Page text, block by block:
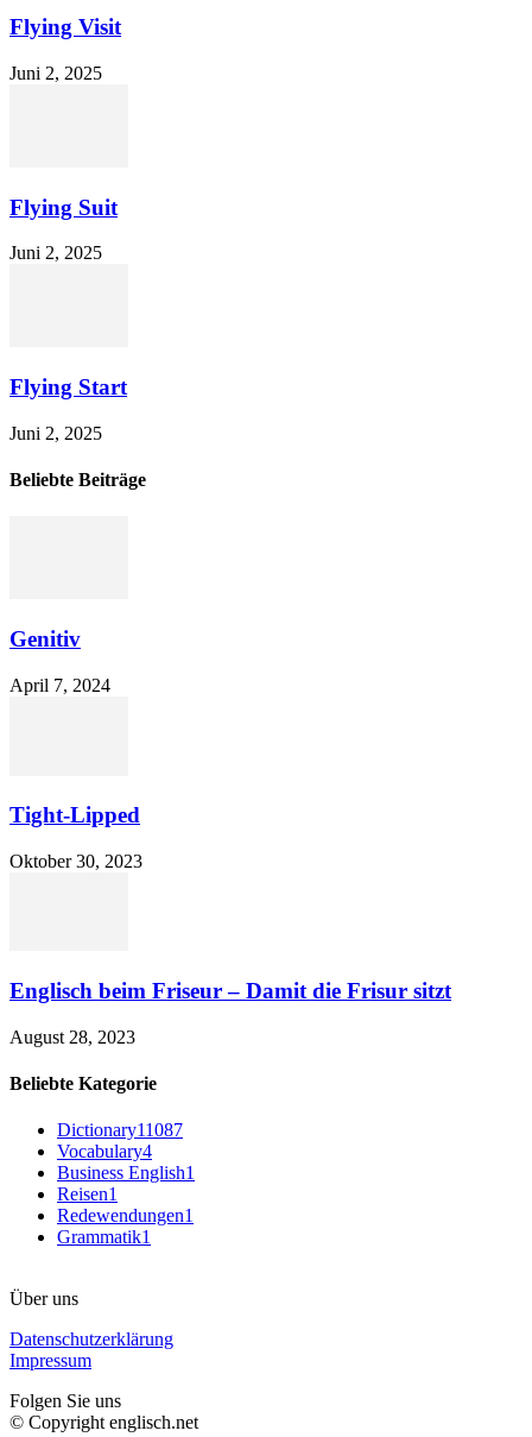
Flying Visit
Juni 2, 2025
Flying Suit
Juni 2, 2025
Flying Start
Juni 2, 2025
Beliebte Beiträge
Genitiv
April 7, 2024
Tight-Lipped
Oktober 30, 2023
Englisch beim Friseur – Damit die Frisur sitzt
August 28, 2023
Beliebte Kategorie
Dictionary11087
Vocabulary4
Business English1
Reisen1
Redewendungen1
Grammatik1
Über uns
Datenschutzerklärung
Impressum
Folgen Sie uns
© Copyright englisch.net